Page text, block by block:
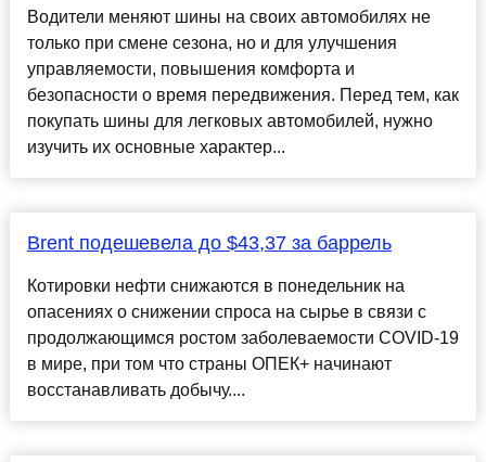
Водители меняют шины на своих автомобилях не
только при смене сезона, но и для улучшения
управляемости, повышения комфорта и
безопасности о время передвижения. Перед тем, как
покупать шины для легковых автомобилей, нужно
изучить их основные характер...
Brent подешевела до $43,37 за баррель
Котировки нефти снижаются в понедельник на
опасениях о снижении спроса на сырье в связи с
продолжающимся ростом заболеваемости COVID-19
в мире, при том что страны ОПЕК+ начинают
восстанавливать добычу....